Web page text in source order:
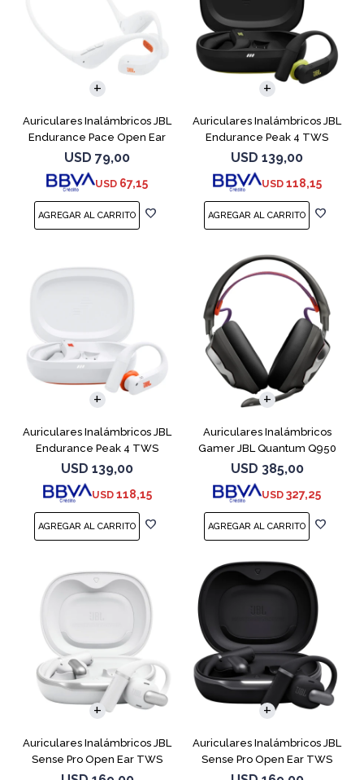
Auriculares Inalámbricos JBL
Endurance Pace Open Ear
Blanco
USD 79,00
USD 67,15
Auriculares Inalámbricos JBL
Endurance Peak 4 TWS
Negro
USD 139,00
USD 118,15
Auriculares Inalámbricos JBL
Endurance Peak 4 TWS
Blanco
USD 139,00
USD 118,15
Auriculares Inalámbricos
Gamer JBL Quantum Q950
Negro
USD 385,00
USD 327,25
Auriculares Inalámbricos JBL
Sense Pro Open Ear TWS
Blanco
Auriculares Inalámbricos JBL
Sense Pro Open Ear TWS
Negro